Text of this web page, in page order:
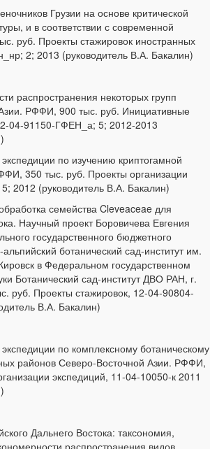
Грузии на основе критической
и в соответствии с современной
руб. Проекты стажировок иностранных
2; 2013 (руководитель В.А. Бакалин)
распространения некоторых групп
РФФИ, 900 тыс. руб. Инициативные
04-91150-ГФЕН_а; 5; 2012-2013
по изучению криптогамной
350 тыс. руб. Проекты организации
2012 (руководитель В.А. Бакалин)
семейства Cleveaceae для
Научный проект Боровичева Евгения
государственного бюджетного
ботанический сад-институт им.
в Федеральном государственном
Ботанический сад-институт ДВО РАН, г.
руб. Проекты стажировок, 12-04-90804-
В.А. Бакалин)
по комплексному ботаническому
районов Северо-Восточной Азии. РФФИ,
экспедиций, 11-04-10050-к 2011
Дальнего Востока: таксономия,